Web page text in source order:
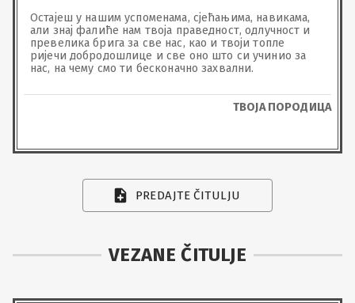
Остајеш у нашим успоменама, сјећањима, навикама,
али знај фалиће нам твоја праведност, одлучност и
превелика брига за све нас, као и твоји топле
ријечи добродошлице и све оно што си учинио за
нас, на чему смо ти бесконачно захвални.
ТВОЈА ПОРОДИЦА
PREDAJTE ČITULJU
VEZANE ČITULJE